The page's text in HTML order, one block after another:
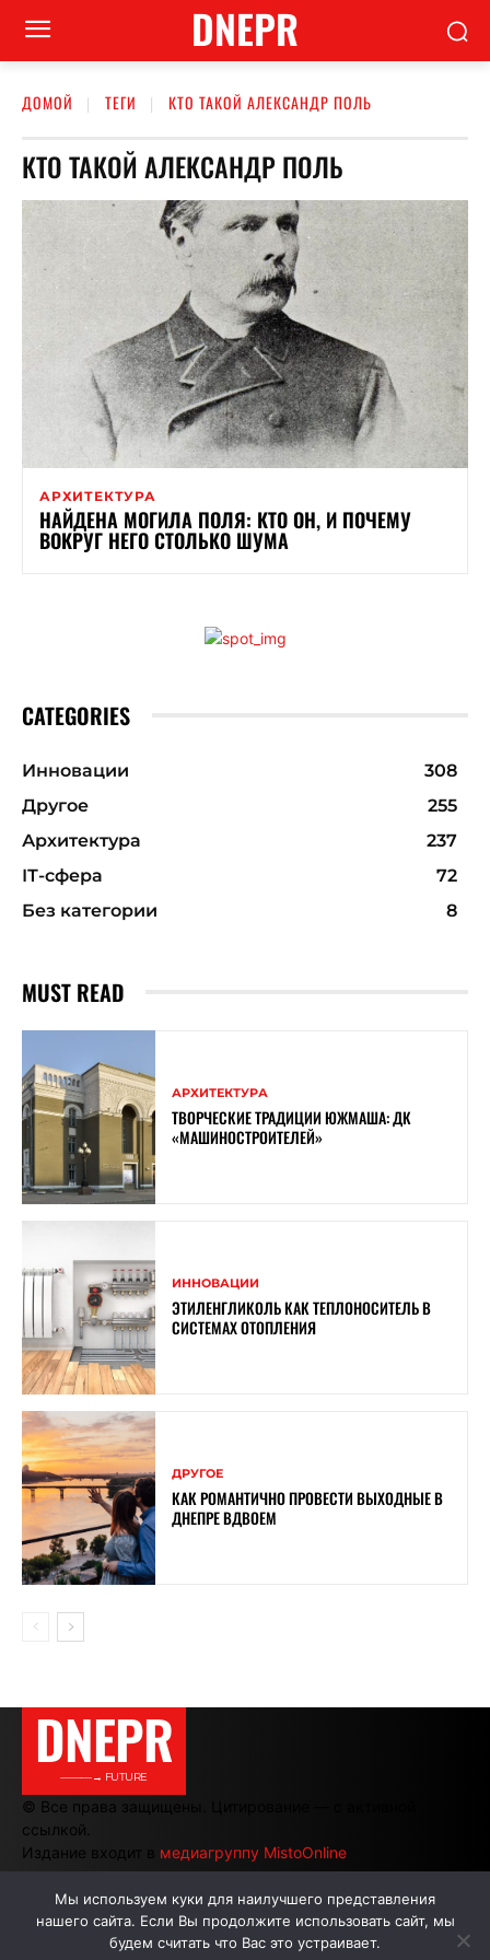
DNEPR
ДОМОЙ ТЕГИ КТО ТАКОЙ АЛЕКСАНДР ПОЛЬ
КТО ТАКОЙ АЛЕКСАНДР ПОЛЬ
АРХИТЕКТУРА
НАЙДЕНА МОГИЛА ПОЛЯ: КТО ОН, И ПОЧЕМУ
ВОКРУГ НЕГО СТОЛЬКО ШУМА
CATEGORIES
Инновации
308
Другое
255
Архитектура
237
ІТ-сфера
72
Без категории
8
MUST READ
АРХИТЕКТУРА
ТВОРЧЕСКИЕ ТРАДИЦИИ ЮЖМАША: ДК
«МАШИНОСТРОИТЕЛЕЙ»
ИННОВАЦИИ
ЭТИЛЕНГЛИКОЛЬ КАК ТЕПЛОНОСИТЕЛЬ В
СИСТЕМАХ ОТОПЛЕНИЯ
ДРУГОЕ
КАК РОМАНТИЧНО ПРОВЕСТИ ВЫХОДНЫЕ В
ДНЕПРЕ ВДВОЕМ
DNEPR
———→ FUTURE
© Все права защищены. Цитирование — с активной
ссылкой.
Издание входит в медиагруппу MistoOnline
АВТОРЫ РЕКЛАМА НА САЙТЕ
Мы используем куки для наилучшего представления
нашего сайта. Если Вы продолжите использовать сайт, мы
будем считать что Вас это устраивает.